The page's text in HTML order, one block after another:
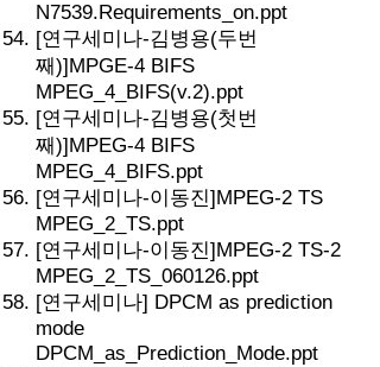
N7539.Requirements_on.ppt
[연구세미나-김병용(두번
째)]MPGE-4 BIFS
MPEG_4_BIFS(v.2).ppt
[연구세미나-김병용(첫번
째)]MPEG-4 BIFS
MPEG_4_BIFS.ppt
[연구세미나-이동진]MPEG-2 TS
MPEG_2_TS.ppt
[연구세미나-이동진]MPEG-2 TS-2
MPEG_2_TS_060126.ppt
[연구세미나] DPCM as prediction
mode
DPCM_as_Prediction_Mode.ppt